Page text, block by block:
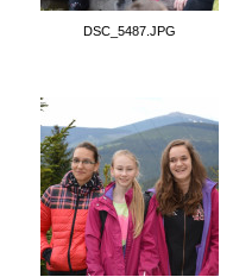
DSC_5487.JPG